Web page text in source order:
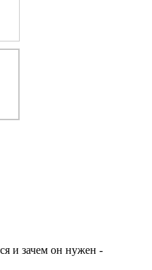
и зачем он нужен -